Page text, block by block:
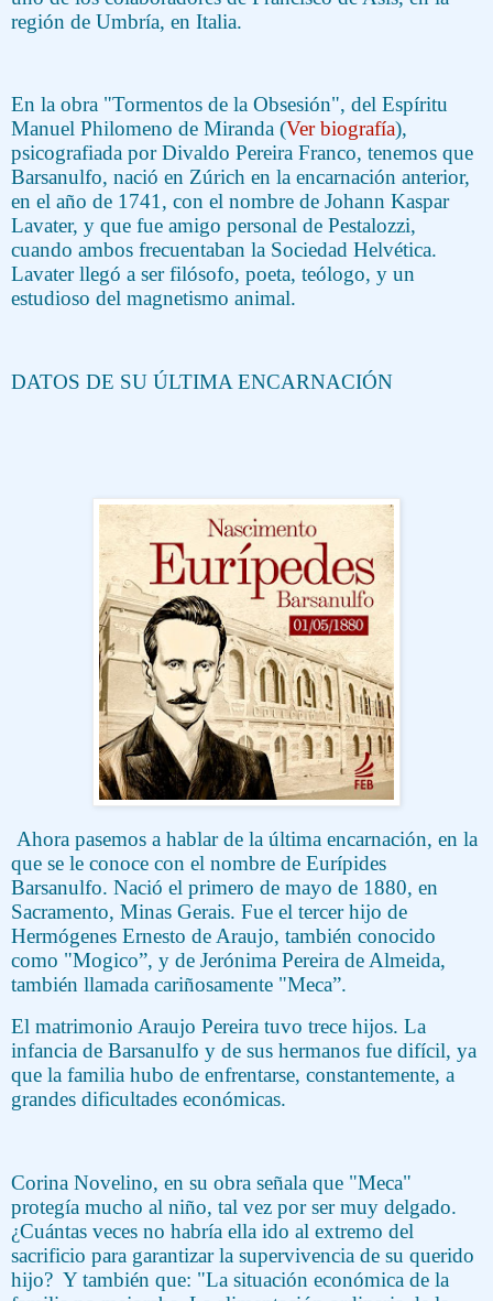
región de Umbría, en Italia.
En la obra "Tormentos de la Obsesión", del Espíritu
Manuel Philomeno de Miranda (Ver biografía),
psicografiada por Divaldo Pereira Franco, tenemos que
Barsanulfo, nació en Zúrich en la encarnación anterior,
en el año de 1741, con el nombre de Johann Kaspar
Lavater, y que fue amigo personal de Pestalozzi,
cuando ambos frecuentaban la Sociedad Helvética.
Lavater llegó a ser filósofo, poeta, teólogo, y un
estudioso del magnetismo animal.
DATOS DE SU ÚLTIMA ENCARNACIÓN
Ahora pasemos a hablar de la última encarnación, en la
que se le conoce con el nombre de Eurípides
Barsanulfo. Nació el primero de mayo de 1880, en
Sacramento, Minas Gerais. Fue el tercer hijo de
Hermógenes Ernesto de Araujo, también conocido
como "Mogico”, y de Jerónima Pereira de Almeida,
también llamada cariñosamente "Meca”.
El matrimonio Araujo Pereira tuvo trece hijos. La
infancia de Barsanulfo y de sus hermanos fue difícil, ya
que la familia hubo de enfrentarse, constantemente, a
grandes dificultades económicas.
Corina Novelino, en su obra señala que "Meca"
protegía mucho al niño, tal vez por ser muy delgado.
¿Cuántas veces no habría ella ido al extremo del
sacrificio para garantizar la supervivencia de su querido
hijo? Y también que: "La situación económica de la